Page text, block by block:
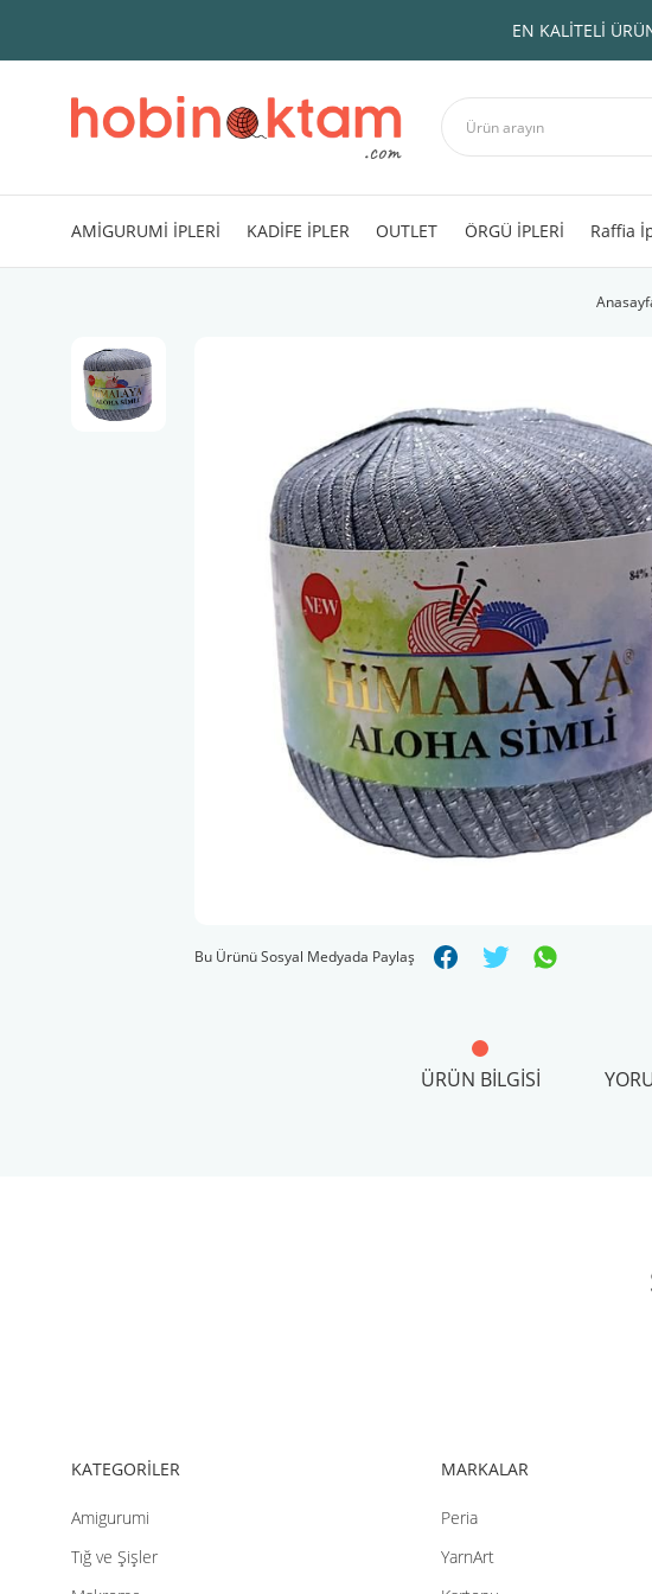
EN KALİTELİ
AMİGURUMİ İPLERİ KADİFE İPLER OUTLET ÖRGÜ İPLERİ Raffia
Bu Ürünü Sosyal Medyada Paylaş
ÜRÜN BILGISI
KATEGORİLER
Amigurumi
Tığ ve Şişler
MARKALAR
Peria
YarnArt